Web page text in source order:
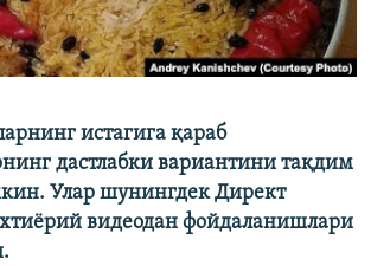
истагига қараб
дастлабки вариантини тақдим
Улар шунингдек Директ
видеодан фойдаланишлари